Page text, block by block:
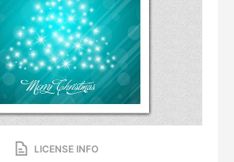
LICENSE INFO